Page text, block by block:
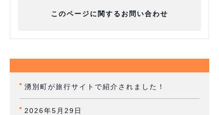
このページに関するお問い合わせ
湧別町が旅行サイトで紹介されました！
2026年5月29日